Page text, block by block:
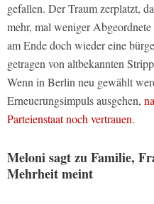
gefallen. Der Traum zerplatzt,
mehr, mal weniger
am Ende doch wieder eine
getragen von altbekannten
Wenn in Berlin neu gewählt
Erneuerungsimpuls ausgehen,
Parteienstaat noch vertrauen.
Meloni sagt zu Familie,
Mehrheit meint